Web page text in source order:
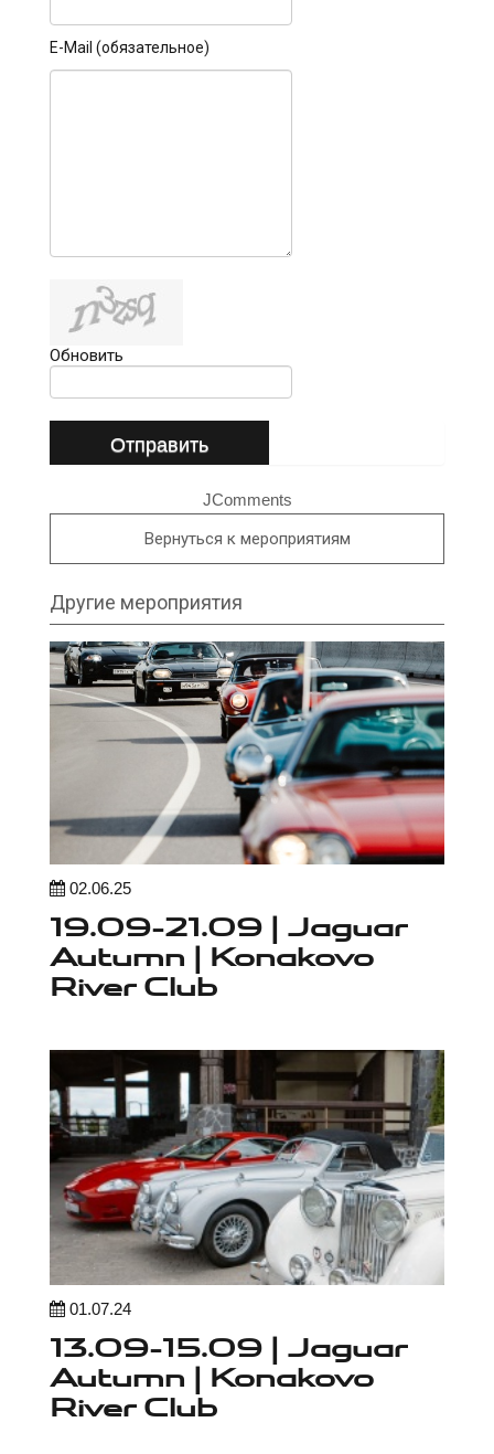
E-Mail (обязательное)
Обновить
Отправить
JComments
Вернуться к мероприятиям
Другие мероприятия
02.06.25
19.09-21.09 | Jaguar
Autumn | Konakovo
River Club
01.07.24
13.09-15.09 | Jaguar
Autumn | Konakovo
River Club